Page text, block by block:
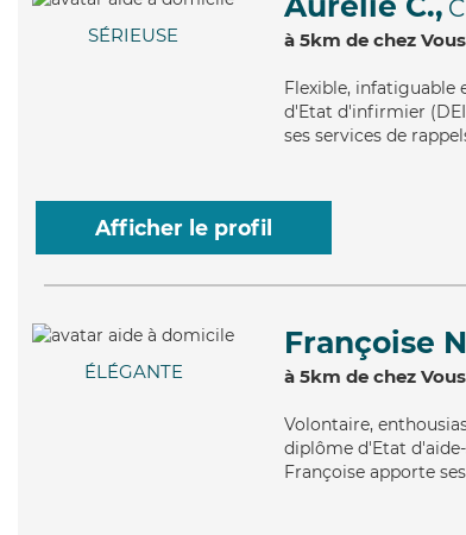
SÉRIEUSE à 5km de chez Vous
Flexible, infatiguable
d'Etat d'infirmier
ses services de
Afficher le profil
ÉLÉGANTE
Françoise
à 5km de chez Vous
Volontaire,
diplôme d'Etat
Françoise apporte